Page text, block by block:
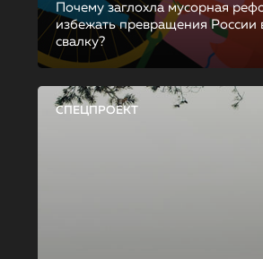
Почему заглохла мусорная
избежать превращения России
свалку?
СПЕЦПРОЕКТ